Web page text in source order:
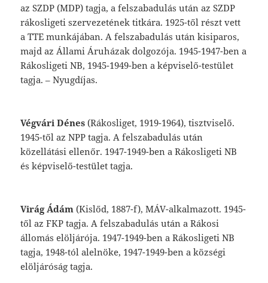
azSZDP(MDP)tagja,afelszabadulásutánazSZDP
rákosligeti szervezeténektitkára. 1925-tőlrésztvett
aTTEmunkájában. Afelszabadulásutánkisiparos,
majdaz Állami Áruházakdolgozója. 1945-1947-bena
Rákosligeti NB, 1945-1949-benaképviselő-testület
tagja.–Nyugdíjas.
VégváriDénes(Rákosliget, 1919-1964),tisztviselő.
1945-tőlazNPPtagja. A felszabadulásután
közellátásiellenőr. 1947-1949-benaRákosligeti NB
ésképviselő-testülettagja.
Virág Ádám (Kislőd, 1887-f),MÁV-alkalmazott. 1945-
tőlazFKPtagja. AfelszabadulásutánaRákosi
állomáselöljárója. 1947-1949-benaRákosligeti NB
tagja, 1948-tólalelnöke, 1947-1949-benaközségi
elöljáróságtagja.